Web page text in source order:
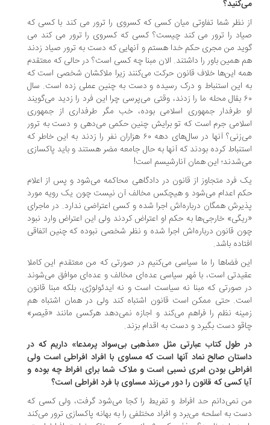
نظر شما تفاوتی میان کسی که کسروی را ترور می کند با کسی که
را ترور می کند چیست؟ کسی که کسروی را ترور می کند می
من مجری حکم خدا هستم و آنهایی که دست به ترور صیاد زدند
همین باور را داشتند. الان مبنا چه کسی است؟ در حالی که معتقدم
این‌ها خلاف قانون حرکت می‌کنند زیرا ملاکشان شخصی است که
این استنباط و درک رسیده و دست به چنین عملی زده است. سال
۶۰ بقال محله ما را زدند، وقتی می‌پرسی چرا این فرد را زدید می‌گویند
طرفدار جمهوری اسلامی بوده، خب مگر طرفداری از جمهوری
جرم است که تو برایش چنین حکمی می‌دهی و دست به ترور
می‌زنی؟ آنها در سال‌های دهه ۶۰ هزاران نفر را زدند به این خاطر که
کرده بودند که آنها به حال جامعه مضر هستند و باید پاکسازی
این همان آنارشیسم است!
فرد متجاوز از قانون در دادگاهی محاکمه می‌شود و پس از اعلام
اعدام می‌شود و هیچکس مخالف آن نیست چون یک رویه مورد
همگان درباره‌اش اجرا شده و کسی اعتراضی ندارد. در ماجرای
خارجی‌ها به حکم او اعتراض کردند ولی این اعتراض وارد نبود
قانون درباره‌اش اجرا شده و نظر شخصی نبوده که چنین اتفاقی
باشد.
فضاها را ما سیاسی می‌کنیم در صورتی که من معتقدم این کاملا
است، با مُهر سیاسی عده‌ای مخالف و عده‌ای موافق می‌شوند
صورتی که مبنا نه سیاست است و نه ایدئولوژی، بلکه مبنا قانون
حتی ممکن است قانون اشتباه کند ولی در همان اشتباه هم
نظم را فراهم می‌کند و اجازه نمی‌دهد هرکسی مانند «قیصر»
دست بگیرد و دست به اقدام بزند.
طول کتاب عبارتی مثل «مذهبی بی‌سواد پرمدعا» داریم که در
صالح نماد آنها است که مساوی با افراد افراطی است ولی
بودن امری نسبی است و ملاک شما برای افراط چه بوده و
کسی که قانون را دور می‌زند مساوی با فرد افراطی است؟
نمی‌دانم حد افراط و تفریط را کجا می‌شود گرفت، ولی کسی که
به اسلحه می‌برد و افراد مختلفی را به بهانه پاکسازی ترور می‌کند